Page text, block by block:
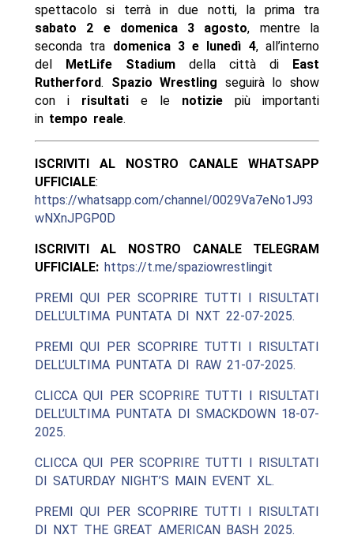
spettacolo si terrà in due notti, la prima tra
sabato 2 e domenica 3 agosto, mentre la
seconda tra domenica 3 e lunedì 4, all’interno
del MetLife Stadiumdella città di East
Rutherford. Spazio Wrestling seguirà lo show
con i risultatie le notizie più importanti
in tempo reale.
ISCRIVITI AL NOSTRO CANALE WHATSAPP
UFFICIALE:
https://whatsapp.com/channel/0029Va7eNo1J93
wNXnJPGP0D
ISCRIVITI AL NOSTRO CANALE TELEGRAM
UFFICIALE: https://t.me/spaziowrestlingit
PREMI QUI PER SCOPRIRE TUTTI I RISULTATI
DELL’ULTIMA PUNTATA DI NXT 22-07-2025.
PREMI QUI PER SCOPRIRE TUTTI I RISULTATI
DELL’ULTIMA PUNTATA DI RAW 21-07-2025.
CLICCA QUI PER SCOPRIRE TUTTI I RISULTATI
DELL’ULTIMA PUNTATA DI SMACKDOWN 18-07-
2025.
CLICCA QUI PER SCOPRIRE TUTTI I RISULTATI
DI SATURDAY NIGHT’S MAIN EVENT XL.
PREMI QUI PER SCOPRIRE TUTTI I RISULTATI
DI NXT THE GREAT AMERICAN BASH 2025.